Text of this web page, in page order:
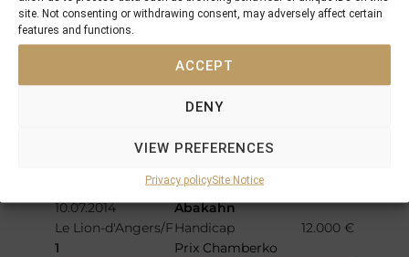
site. Not consenting or withdrawing consent, may adversely affect certain
features and functions.
ACCEPT
DENY
VIEW PREFERENCES
Privacy policySite Notice
3
Oslo Cup
27.07.2014
Flers
1
Prijs Argument
Calrissian
Prix de L´Office du
Tourisme
10.07.2014
Abakahn
Le Lion-d'Angers/FHandicap
12.000 €
1
Prix Chamberko